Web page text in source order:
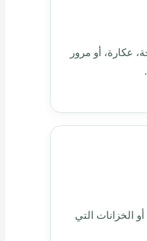
عكارة، أو مرور
الخزانات التي